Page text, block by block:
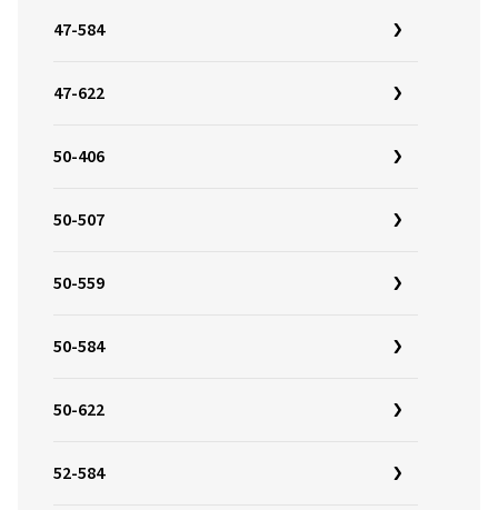
47-584
47-622
50-406
50-507
50-559
50-584
50-622
52-584